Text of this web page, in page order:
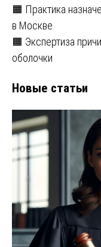
🟧 Практика
в Москве
🟧 Экспертиза
оболочки
Новые статьи